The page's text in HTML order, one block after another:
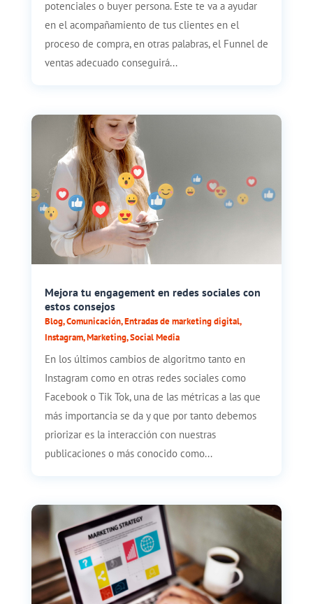
potenciales o buyer persona. Este te va a ayudar
en el acompañamiento de tus clientes en el
proceso de compra, en otras palabras, el Funnel de
ventas adecuado conseguirá...
Mejora tu engagement en redes sociales con
estos consejos
Blog,Comunicación,Entradas de marketing digital,
Instagram,Marketing,Social Media
En los últimos cambios de algoritmo tanto en
Instagram como en otras redes sociales como
Facebook o Tik Tok, una de las métricas a las que
más importancia se da y que por tanto debemos
priorizar es la interacción con nuestras
publicaciones o más conocido como...